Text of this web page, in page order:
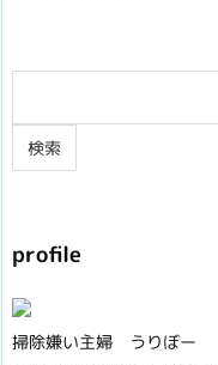
profile
掃除嫌い主婦 うりぼー